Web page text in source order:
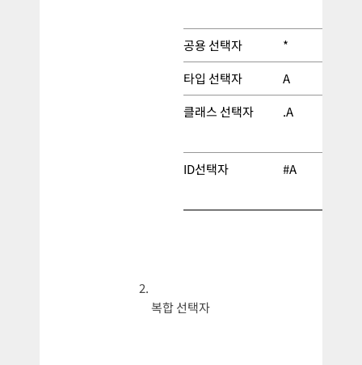
공용 선택자
*
타입 선택자
A
클래스 선택자
.A
ID선택자 #A
복합 선택자